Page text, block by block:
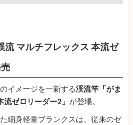
流 マルチフレックス 本流ゼ
イメージを一新する渓流竿「がま
ゼロリーダー2」 が登場。
細身軽量ブランクスは、従来のゼ